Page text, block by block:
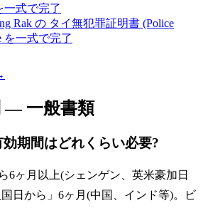
一式で完了
Rak の タイ無犯罪証明書 (Police
を一式で完了
— 一般書類
期間はどれくらい必要?
6ヶ月以上(シェンゲン、英米豪加日
日から」6ヶ月(中国、インド等)。ビ